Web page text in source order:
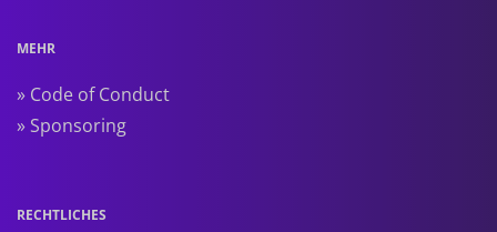
MEHR
» Code of Conduct
» Sponsoring
RECHTLICHES